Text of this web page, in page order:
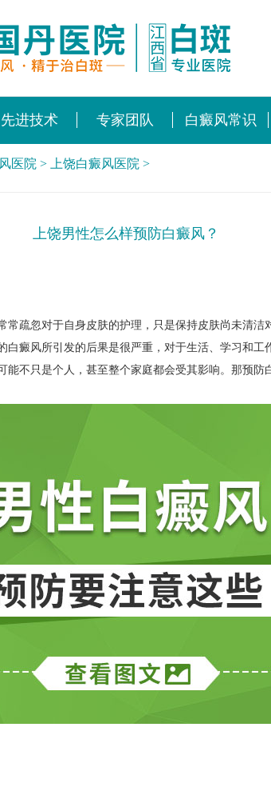
先进技术 专家团队 白癜风常识
医院 > 上饶白癜风医院 >
上饶男性怎么样预防白癜风？
疏忽对于自身皮肤的护理，只是保持皮肤尚未清洁
白癜风所引发的后果是很严重，对于生活、学习和工
能不只是个人，甚至整个家庭都会受其影响。那预防